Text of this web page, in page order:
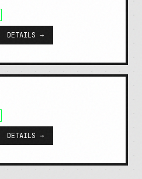
DETAILS →
DETAILS →